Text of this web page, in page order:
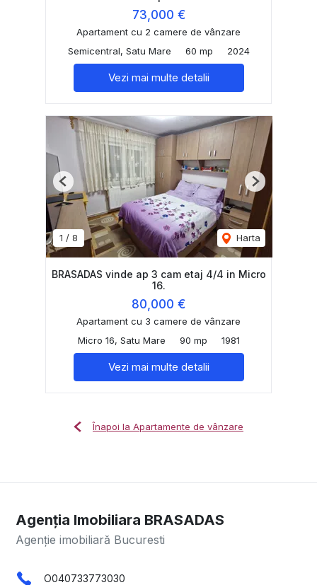
73,000 €
Apartament cu 2 camere de vânzare
Semicentral, Satu Mare
60 mp 2024
Vezi mai multe detalii
1 / 8 Harta
Previous Next
BRASADAS vinde ap 3 cam etaj 4/4 in Micro
16.
80,000 €
Apartament cu 3 camere de vânzare
Micro 16, Satu Mare
90 mp 1981
Vezi mai multe detalii
Înapoi la Apartamente de vânzare
Agenția Imobiliara BRASADAS
Agenție imobiliară Bucuresti
O040733773030